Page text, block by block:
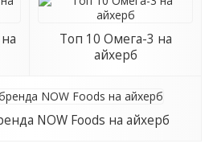
Топ 10 Омега-3 на
айхерб
NOW Foods на айхерб